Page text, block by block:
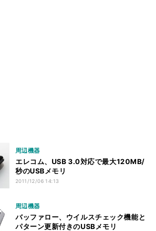
周辺機器
エレコム、USB 3.0対応で最大120MB/
秒のUSBメモリ
2011/12/06 14:13
周辺機器
バッファロー、ウイルスチェック機能と
パターン更新付きのUSBメモリ